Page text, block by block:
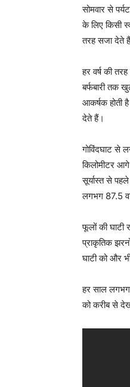
सोमवार से
के लिए किसी
तरह सजा देते
हर वर्ष की
बर्फबारी तक
आकर्षक होती
देते हैं।
गोविंदघाट से
किलोमीटर
सूर्यास्त से
लगभग 87.5
फूलों की घाटी
प्राकृतिक
घाटी को और
हर साल लगभग
को करीब से